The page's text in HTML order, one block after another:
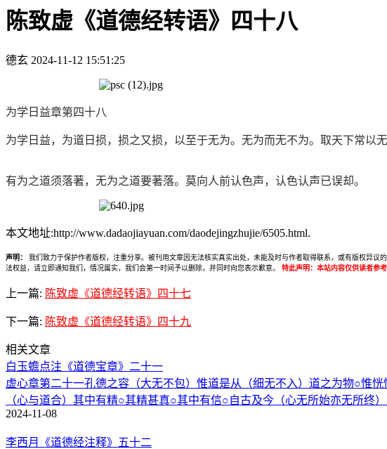
陈致虚《道德经转语》四十八
德玄 2024-11-12 15:51:25
为学日益章第四十八
为学日益，为道日损，损之又损，以至于无为。无为而无不为。取天下常以
有为之道须落著，无为之道要著落。莫向人前认色声，认色认声已误却。
本文地址:http://www.dadaojiayuan.com/daodejingzhujie/6505.html.
声明：
我们致力于保护作者版权，注重分享。被刊用文章因无法核实真实出处，未能及时与作者取得联系，或有版权异议
法权益，请立即通知我们，情况属实，我们会第一时间予以删除，并同时向您表示歉意。
特此声明：本站内容仅供读者参
上一篇: 陈致虚《道德经转语》四十七
下一篇: 陈致虚《道德经转语》四十九
相关文章
白玉蟾点注《道德宝章》二十一
虚心章第二十一孔德之容（大无不包）惟道是从（细无不入）道之为物○惟
（心与道合）其中有精○其精甚真○其中有信○自古及今（心无所始亦无所终
2024-11-08
李西月《道德经注释》五十二